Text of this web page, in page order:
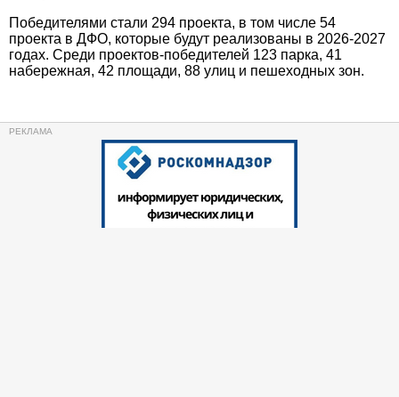
Победителями стали 294 проекта, в том числе 54
проекта в ДФО, которые будут реализованы в 2026-2027
годах. Среди проектов-победителей 123 парка, 41
набережная, 42 площади, 88 улиц и пешеходных зон.